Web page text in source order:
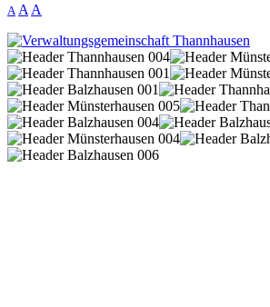
A A A